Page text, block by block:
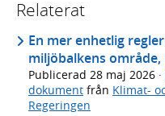
Relaterat
En mer enhetlig
miljöbalkens område,
Publicerad 28 maj 2026 ·
dokument från Klimat-
Regeringen